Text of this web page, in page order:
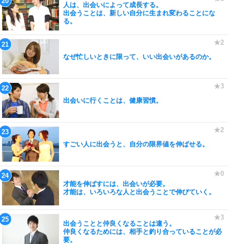
人は、出会いによって成長する。
出会うことは、新しい自分に生まれ変わることにな
る。
なぜ忙しいときに限って、いい出会いがあるのか。
出会いに行くことは、健康習慣。
すごい人に出会うと、自分の限界値を伸ばせる。
才能を伸ばすには、出会いが必要。
才能は、いろいろな人と出会うことで伸びていく。
出会うことと仲良くなることは違う。
仲良くなるためには、相手と釣り合っていることが必
要。